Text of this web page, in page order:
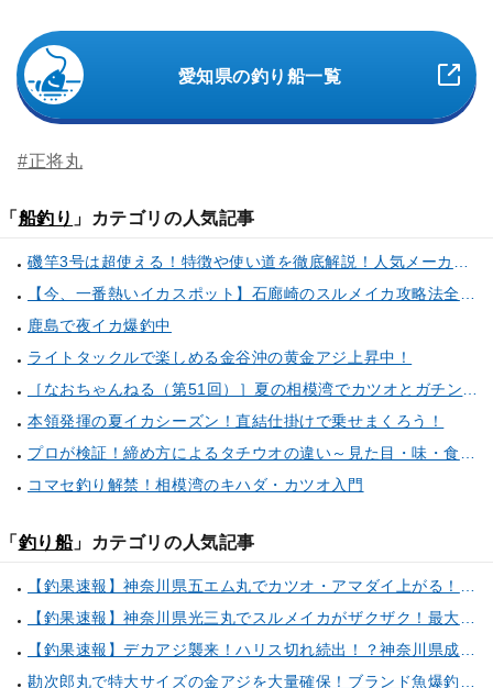
愛知県の釣り船一覧
#正将丸
「 船釣り 」カテゴリの人気記事
磯竿3号は超使える！特徴や使い道を徹底解説！人気メーカーのおすすめ磯竿もピックアップ！
【今、一番熱いイカスポット】石廊崎のスルメイカ攻略法全解説！（とび島丸／西伊豆 土肥恋人岬）
鹿島で夜イカ爆釣中
ライトタックルで楽しめる金谷沖の黄金アジ上昇中！
［なおちゃんねる（第51回）］夏の相模湾でカツオとガチンコ勝負
本領発揮の夏イカシーズン！直結仕掛けで乗せまくろう！
プロが検証！締め方によるタチウオの違い～見た目・味・食感・生臭さを徹底的に分析します～
コマセ釣り解禁！相模湾のキハダ・カツオ入門
「 釣り船」カテゴリの人気記事
【釣果速報】神奈川県五エム丸でカツオ・アマダイ上がる！イトヨリ・カサゴ・鬼カサゴなどゲストも多種多様！充実の釣行をお約束します！
【釣果速報】神奈川県光三丸でスルメイカがザクザク！最大40cm！気になる竿頭の仕掛けは？
【釣果速報】デカアジ襲来！ハリス切れ続出！？神奈川県成銀丸は今が狙い目の大チャンス！
勘次郎丸で特大サイズの金アジを大量確保！ブランド魚爆釣の秘密は船長特製の「アレ」だった！【口コミ多数掲載】